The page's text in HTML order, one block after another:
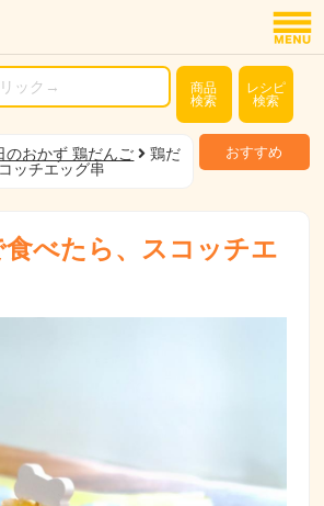
商品
検索
レシピ
検索
のおかず 鶏だんご
鶏だ
ッチエッグ串
おすすめ
べたら、スコッチエ